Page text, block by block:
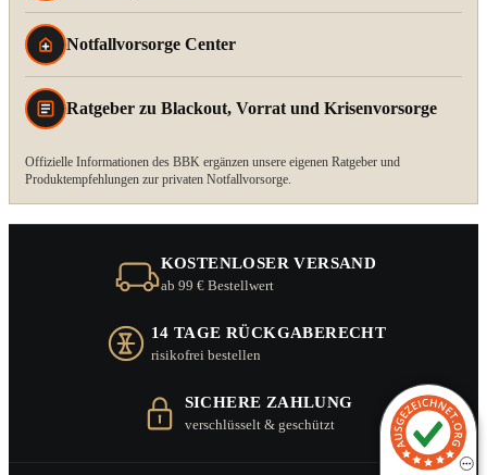
Notfallvorsorge Center
Ratgeber zu Blackout, Vorrat und Krisenvorsorge
Offizielle Informationen des BBK ergänzen unsere eigenen Ratgeber und
Produktempfehlungen zur privaten Notfallvorsorge.
KOSTENLOSER VERSAND
ab 99 € Bestellwert
14 TAGE RÜCKGABERECHT
risikofrei bestellen
SICHERE ZAHLUNG
verschlüsselt & geschützt